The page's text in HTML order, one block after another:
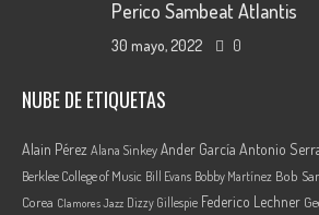
Perico Sambeat Atlantis
30 mayo, 2022 0
NUBE DE ETIQUETAS
Alain Pérez Alana SinkeyAnder García Antonio
Berklee College of Music Bill Evans Bobby Martínez Bob
Corea Clamores Jazz Dizzy Gillespie Federico Lechner